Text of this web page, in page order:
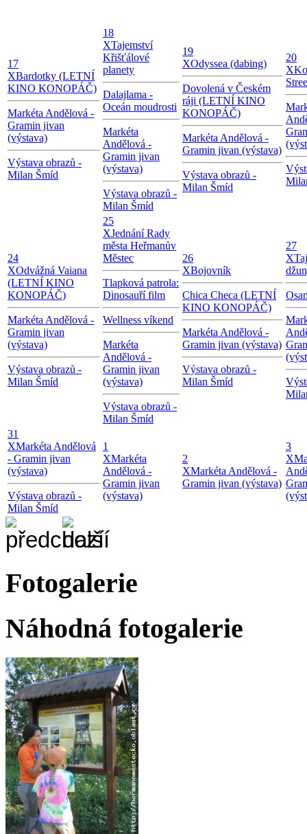
17
XBardotky (LETNÍ
KINO KONOPÁČ)
Markéta Andělová -
Gramin jivan
(výstava)
Výstava obrazů -
Milan Šmíd
18
XTajemství
Křišťálové
planety
Dalajlama -
Oceán moudrosti
Markéta
Andělová -
Gramin jivan
(výstava)
Výstava obrazů -
Milan Šmíd
19
XOdyssea (dabing)
Dovolená v Českém
ráji (LETNÍ KINO
KONOPÁČ)
Markéta Andělová -
Gramin jivan (výstava)
Výstava obrazů -
Milan Šmíd
20
X
24
XOdvážná Vaiana
(LETNÍ KINO
KONOPÁČ)
Markéta Andělová -
Gramin jivan
(výstava)
Výstava obrazů -
Milan Šmíd
25
XJednání Rady
města Heřmanův
Městec
Tlapková patrola:
Dinosauří film
Wellness víkend
Markéta
Andělová -
Gramin jivan
(výstava)
Výstava obrazů -
Milan Šmíd
26
XBojovník
Chica Checa (LETNÍ
KINO KONOPÁČ)
Markéta Andělová -
Gramin jivan (výstava)
Výstava obrazů -
Milan Šmíd
27
X
31
XMarkéta Andělová
- Gramin jivan
(výstava)
Výstava obrazů -
Milan Šmíd
1
XMarkéta
Andělová -
Gramin jivan
(výstava)
2
XMarkéta Andělová -
Gramin jivan (výstava)
3
X
Fotogalerie
Náhodná fotogalerie